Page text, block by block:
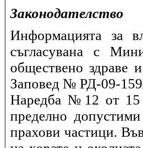
Законодателство
Информацията за
съгласувана с
обществено
Заповед № РД-09-
Наредба №12 от 15
пределно
прахови частици.